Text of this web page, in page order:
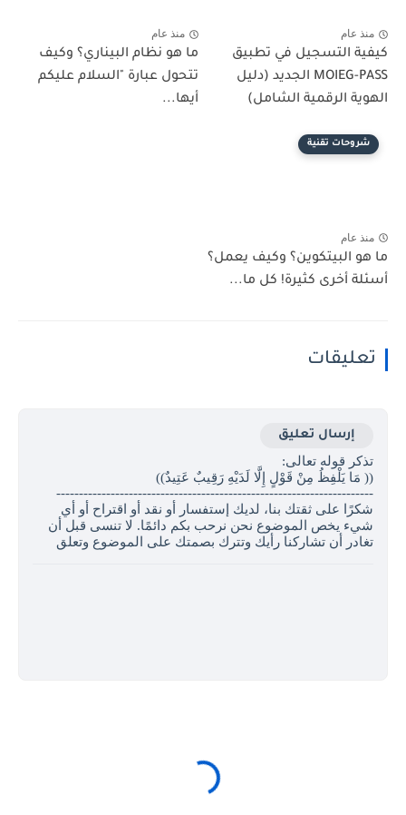
منذ عام
كيفية التسجيل في تطبيق
MOIEG-PASS الجديد (دليل
الهوية الرقمية الشامل)
منذ عام
ما هو نظام البيناري؟ وكيف
تتحول عبارة "السلام عليكم
أيها...
شروحات تقنية
منذ عام
ما هو البيتكوين؟ وكيف يعمل؟
أسئلة أخرى كثيرة! كل ما...
تعليقات
إرسال تعليق
تذكر قوله تعالى:
(( مَا يَلْفِظُ مِنْ قَوْلٍ إِلَّا لَدَيْهِ رَقِيبٌ عَتِيدٌ)) ‏
----------------------------------------------------------------------
شكرًا على ثقتك بنا، لديك إستفسار أو نقد أو اقتراح أو أي
شيء يخص الموضوع نحن نرحب بكم دائمًا. لا تنسى قبل أن
تغادر أن تشاركنا رأيك وتترك بصمتك على الموضوع وتعلق